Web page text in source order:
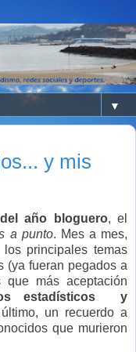
▼
y mis
año bloguero, el
a punto. Mes a mes,
principales temas
(ya fueran pegados a
más aceptación
estadísticos y
un recuerdo a
que murieron